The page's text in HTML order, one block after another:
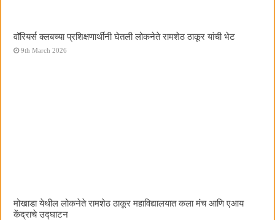
वॉरियर्स क्लबच्या प्रशिक्षणार्थींनी घेतली लोकनेते रामशेठ ठाकूर यांची भेट
9th March 2026
मोखाडा येथील लोकनेते रामशेठ ठाकूर महाविद्यालयात कला मंच आणि एआय
केंद्राचे उद्घाटन